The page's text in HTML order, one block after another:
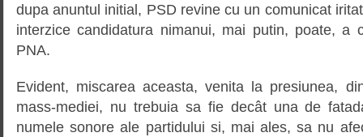
dupa anuntul initial, PSD revine cu un comunicat
interzice candidatura nimanui, mai putin, poate, a
PNA.
Evident, miscarea aceasta, venita la presiunea,
mass-mediei, nu trebuia sa fie decât una de
numele sonore ale partidului si, mai ales, sa nu